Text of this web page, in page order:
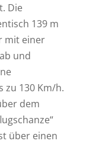
Die
139 m
mit einer
und
zu 130 Km/h.
dem
über einen